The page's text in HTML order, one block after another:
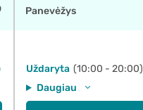
Panevėžys
Uždaryta (10:00 - 20:00)
Daugiau